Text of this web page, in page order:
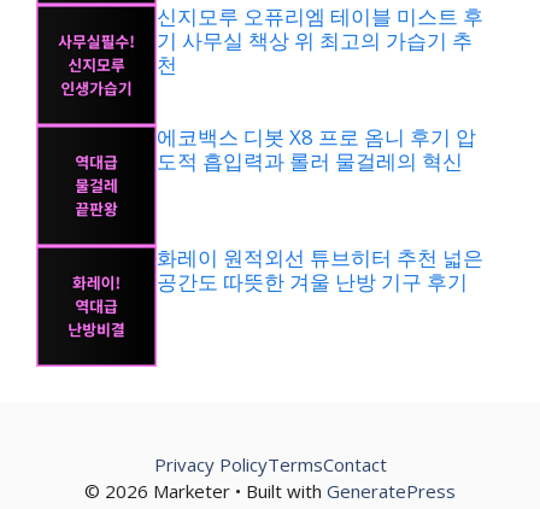
신지모루 오퓨리엠 테이블 미스트 후
기 사무실 책상 위 최고의 가습기 추
천
에코백스 디봇 X8 프로 옴니 후기 압
도적 흡입력과 롤러 물걸레의 혁신
화레이 원적외선 튜브히터 추천 넓은
공간도 따뜻한 겨울 난방 기구 후기
© 2026 Marketer • Built with GeneratePress
Privacy PolicyTermsContact